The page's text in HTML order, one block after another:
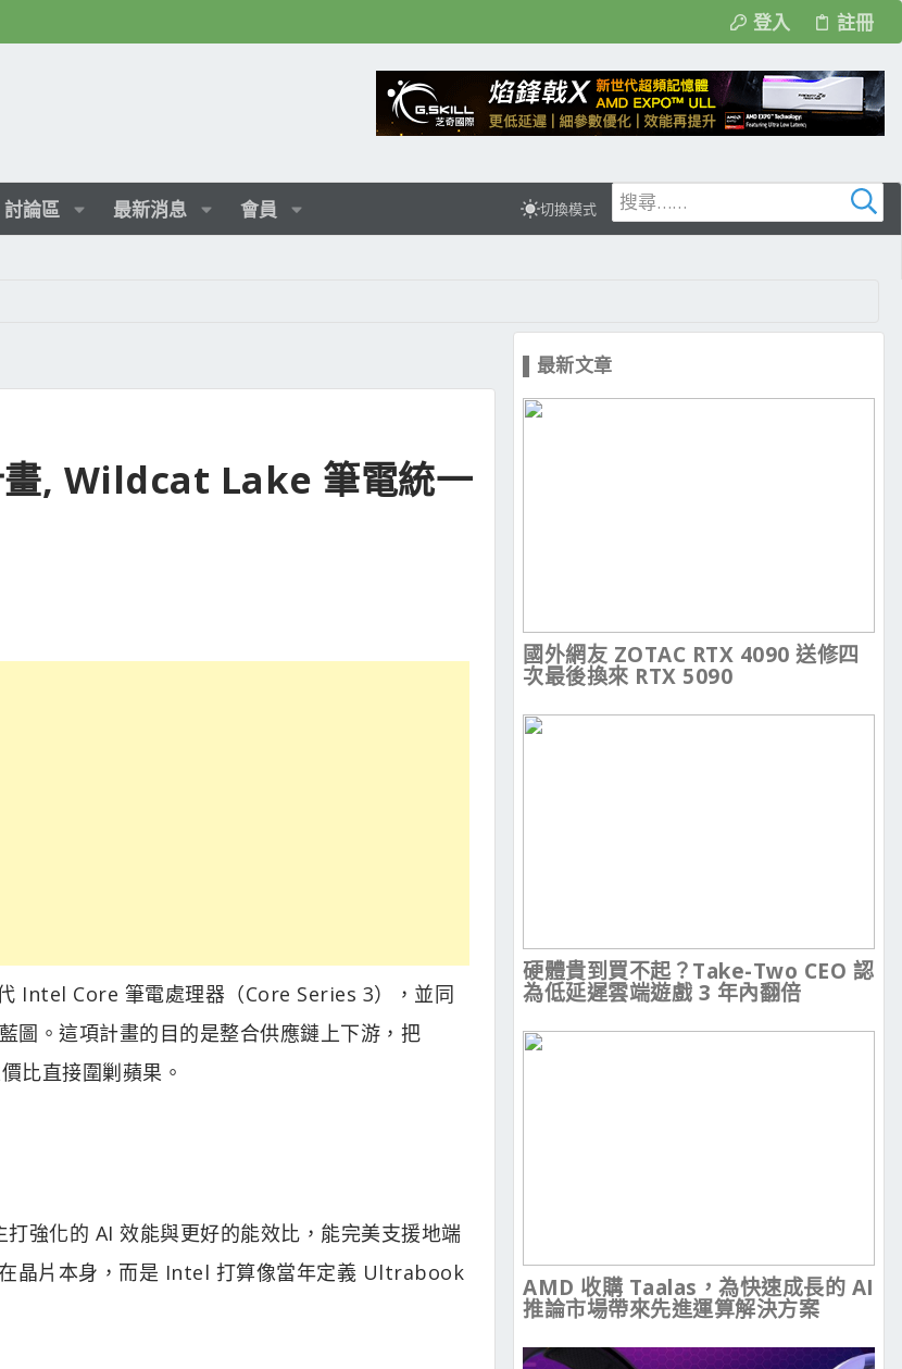
登入 註冊
討論區 最新消息 會員 切換模式
, Wildcat Lake 筆電統一
Intel Core 筆電處理器（Core Series 3），並同
。這項計畫的目的是整合供應鏈上下游，把
比直接圍剿蘋果。
強化的 AI 效能與更好的能效比，能完美支援地端
晶片本身，而是 Intel 打算像當年定義 Ultrabook
▌最新文章
國外網友 ZOTAC RTX 4090 送修四
次最後換來 RTX 5090
硬體貴到買不起？Take-Two CEO 認
為低延遲雲端遊戲 3 年內翻倍
AMD 收購 Taalas，為快速成長的 AI
推論市場帶來先進運算解決方案